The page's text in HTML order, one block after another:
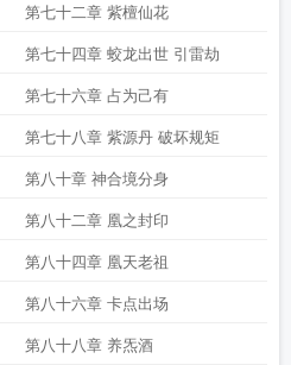
第七十二章 紫檀仙花
第七十四章 蛟龙出世 引雷劫
第七十六章 占为己有
第七十八章 紫源丹 破坏规矩
第八十章 神合境分身
第八十二章 凰之封印
第八十四章 凰天老祖
第八十六章 卡点出场
第八十八章 养炁酒